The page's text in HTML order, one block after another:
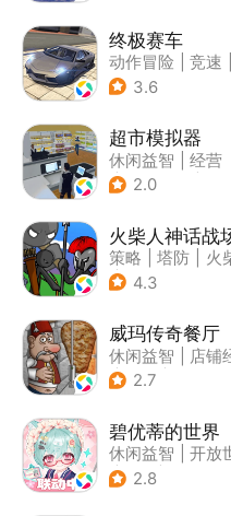
终极赛车
动作冒险 竞速
3.6
超市模拟器
休闲益智
经营
| 文字游戏
2.0
火柴人神话战
策略 塔防
火
| 休闲益智
4.3
威玛传奇餐厅
休闲益智
店铺
| 美食
2.7
碧优蒂的世界
休闲益智
开放
| Q版
2.8